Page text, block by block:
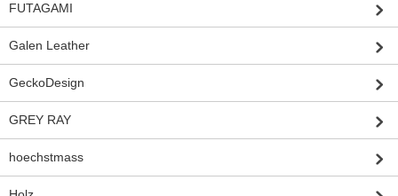
FUTAGAMI
Galen Leather
GeckoDesign
GREY RAY
hoechstmass